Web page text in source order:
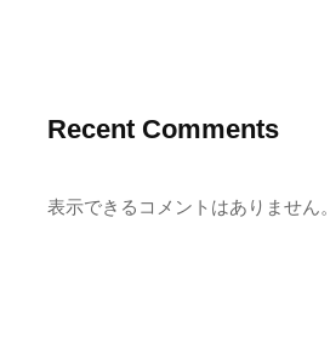
Recent Comments
表示できるコメントはありません。